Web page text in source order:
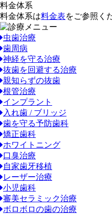
料金体系
料金体系は料金表をご参照く
虫歯治療
歯周病
神経を守る治療
抜歯を回避する治療
親知らずの抜歯
根管治療
インプラント
入れ歯 / ブリッジ
歯を守る予防歯科
矯正歯科
ホワイトニング
口臭治療
自家歯牙移植
レーザー治療
小児歯科
審美セラミック治療
ボロボロの歯の治療